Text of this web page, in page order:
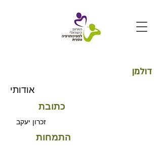
דולמן
אודותי
כתובת
זכרון יעקב
התמחות